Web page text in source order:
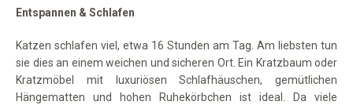
Entspannen & Schlafen
Katzen schlafen viel, etwa 16 Stunden am Tag. Am liebsten tun
sie dies an einem weichen und sicheren Ort. Ein Kratzbaum oder
Kratzmöbel mit luxuriösen Schlafhäuschen, gemütlichen
Hängematten und hohen Ruhekörbchen ist ideal. Da viele